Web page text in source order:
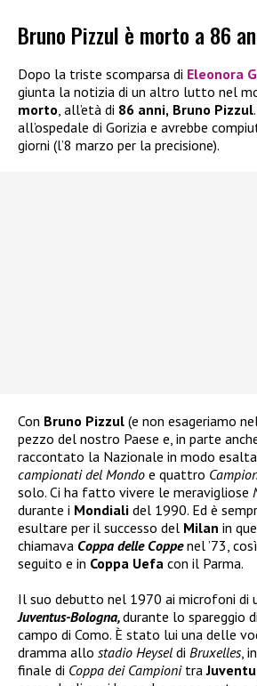
Bruno Pizzul è morto a 86
Dopo la triste scomparsa di Eleonora
giunta la notizia di un altro lutto nel
morto, all’età di 86 anni, Bruno Pizzul
all’ospedale di Gorizia e avrebbe
giorni (l’8 marzo per la precisione).
Con Bruno Pizzul (e non esageriamo
pezzo del nostro Paese e, in parte
raccontato la Nazionale in modo
campionati del Mondo e quattro
solo. Ci ha fatto vivere le meravigliose
durante i Mondiali del 1990. Ed è
esultare per il successo del Milan in
chiamava Coppa delle Coppenel ’73,
seguito e in Coppa Uefa con il Parma.
Il suo debutto nel 1970 ai microfoni di
Juventus-Bologna,durante lo spareggio
campo di Como. È stato lui una delle
dramma allo stadio Heysel di Bruxelles,
finale di Coppa dei Campionitra